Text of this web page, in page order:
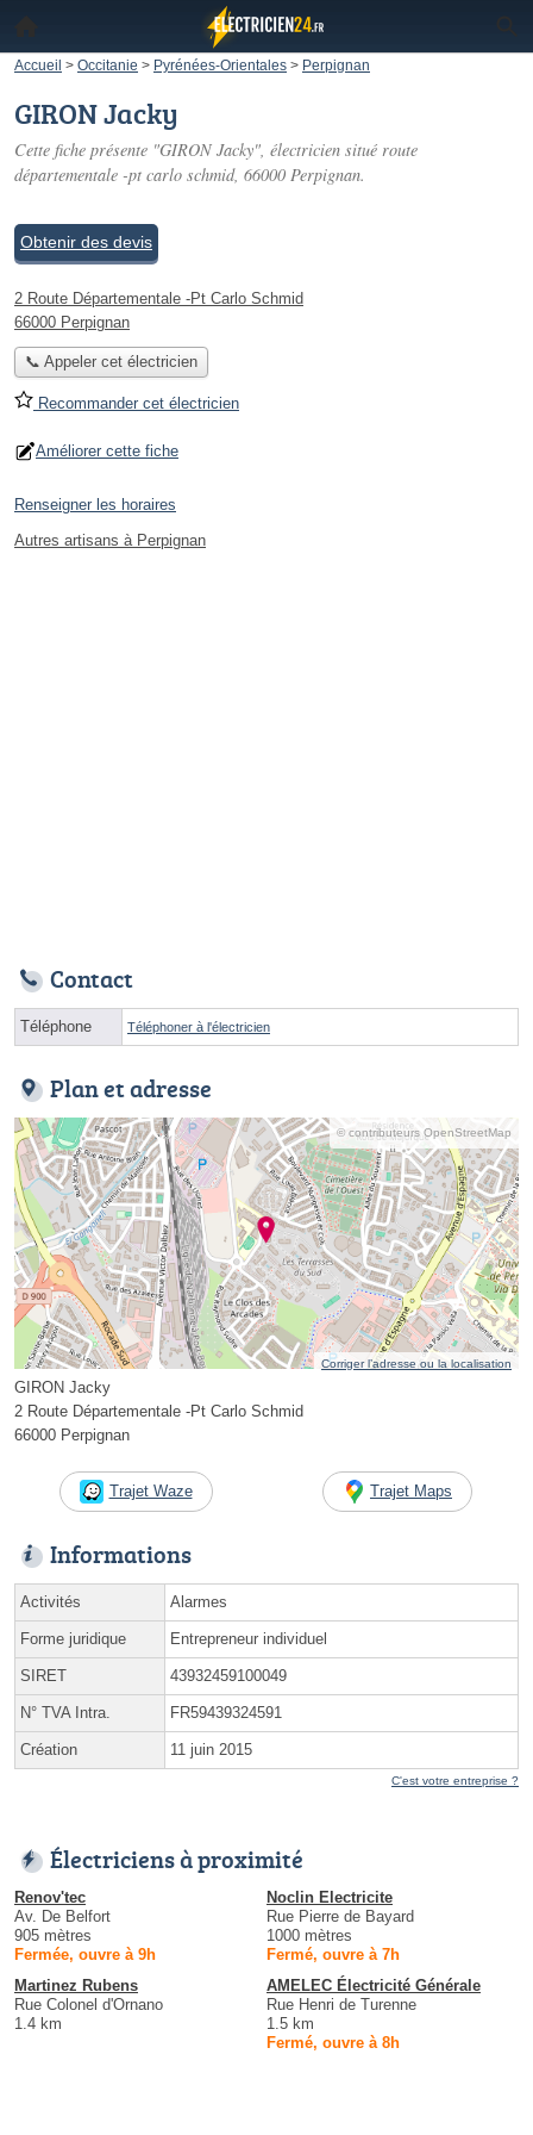
Accueil > Occitanie > Pyrénées-Orientales > Perpignan
GIRON Jacky
Cette fiche présente "GIRON Jacky", électricien situé route
départementale -pt carlo schmid, 66000 Perpignan.
Obtenir des devis
2 Route Départementale -Pt Carlo Schmid
66000 Perpignan
📞 Appeler cet électricien
Recommander cet électricien
Améliorer cette fiche
Renseigner les horaires
Autres artisans à Perpignan
Contact
Téléphone Téléphoner à l'électricien
Plan et adresse
© contributeurs OpenStreetMap
Corriger l’adresse ou la localisation
GIRON Jacky
2 Route Départementale -Pt Carlo Schmid
66000 Perpignan
Trajet Waze Trajet Maps
Informations
Activités Alarmes
Forme juridique Entrepreneur individuel
SIRET 43932459100049
N° TVA Intra. FR59439324591
Création 11 juin 2015
C'est votre entreprise ?
Électriciens à proximité
Renov'tec
Av. De Belfort
905 mètres
Fermée, ouvre à 9h
Noclin Electricite
Rue Pierre de Bayard
1000 mètres
Fermé, ouvre à 7h
Martinez Rubens
Rue Colonel d'Ornano
1.4 km
AMELEC Électricité Générale
Rue Henri de Turenne
1.5 km
Fermé, ouvre à 8h